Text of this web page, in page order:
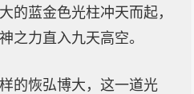
的蓝金色光柱冲天而起，
之力直入九天高空。
的恢弘博大，这一道光